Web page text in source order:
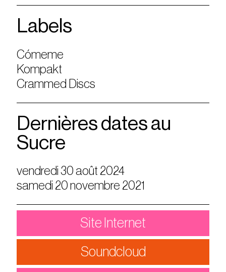
Labels
Cómeme
Kompakt
Crammed Discs
Dernières dates au
Sucre
vendredi 30 août 2024
samedi 20 novembre 2021
Site Internet
Soundcloud